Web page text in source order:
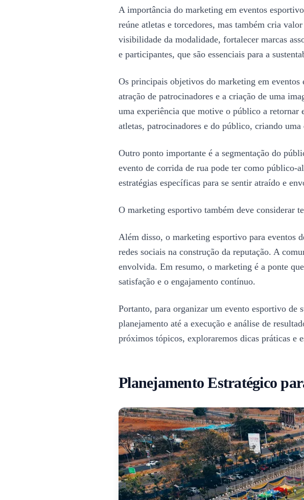
A importância do marketing em eventos
reúne atletas e torcedores, mas também cria
visibilidade da modalidade, fortalecer marcas
e participantes, que são essenciais para a
Os principais objetivos do marketing em eventos
atração de patrocinadores e a criação de uma
uma experiência que motive o público a retornar
atletas, patrocinadores e do público, criando
Outro ponto importante é a segmentação do
evento de corrida de rua pode ter como público-
estratégias específicas para se sentir atraído e
O marketing esportivo também deve considerar
Além disso, o marketing esportivo para eventos
redes sociais na construção da reputação. A
envolvida. Em resumo, o marketing é a ponte
satisfação e o engajamento contínuo.
Portanto, para organizar um evento esportivo de
planejamento até a execução e análise de
próximos tópicos, exploraremos dicas práticas e
Planejamento Estratégico